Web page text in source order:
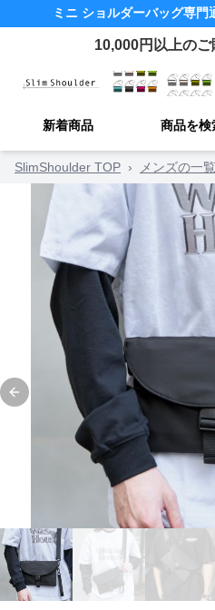
ミニ ショルダーバッグ専門
10,000円以上のご
新着商品 商品を検
SlimShoulder TOP › メンズの一覧
Previous slide